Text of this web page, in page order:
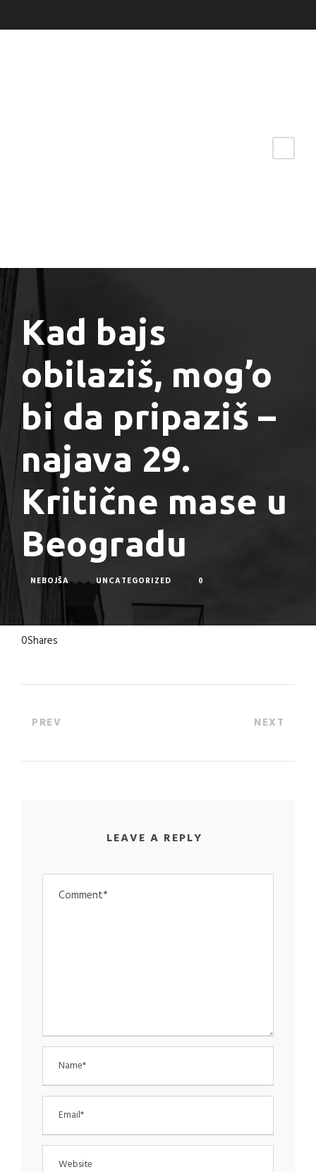
Kad bajs
obilaziš, mog’o
bi da pripaziš –
najava 29.
Kritične mase u
Beogradu
NEBOJŠA UNCATEGORIZED 0
0Shares
PREV NEXT
LEAVE A REPLY